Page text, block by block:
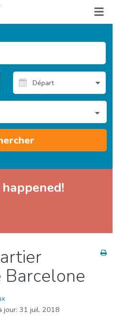
Événements locaux
Où séjourner
Barcelone
jour: 31 juil. 2018